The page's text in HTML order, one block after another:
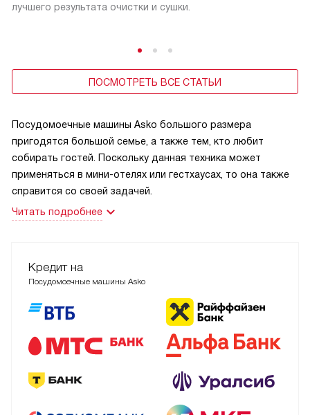
лучшего результата очистки и сушки.
ПОСМОТРЕТЬ ВСЕ СТАТЬИ
Посудомоечные машины Asko большого размера
пригодятся большой семье, а также тем, кто любит
собирать гостей. Поскольку данная техника может
применяться в мини-отелях или гестхаусах, то она также
справится со своей задачей.
Читать подробнее
Кредит на
Посудомоечные машины Asko